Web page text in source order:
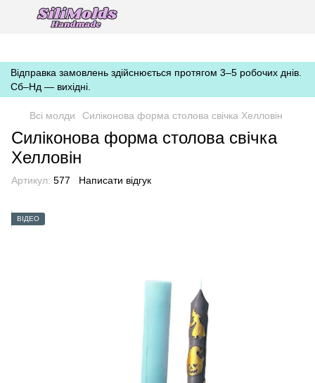
https://silimolds.com.ua//.well-known/apple-developer-merchantid-
domain-association
Відправка замовлень здійснюється протягом 3–5 робочих днів.
Сб–Нд — вихідні.
Всі молди Силіконова форма столова свічка Хелловін
Силіконова форма столова свічка
Хелловін
Артикул: 577 Написати відгук
ВІДЕО